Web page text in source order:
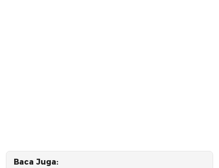
Baca Juga: